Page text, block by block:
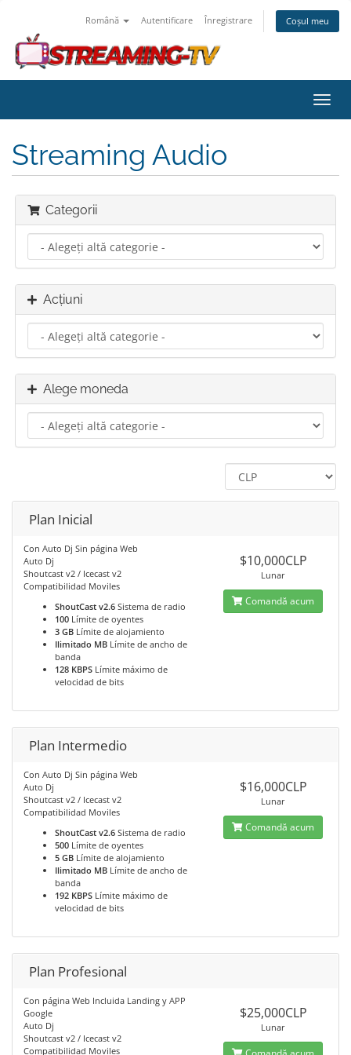
Română Autentificare Înregistrare Coșul meu
Streaming Audio
Categorii
Acțiuni
Alege moneda
Plan Inicial
Con Auto Dj Sin página Web
Auto Dj
Shoutcast v2 / Icecast v2
Compatibilidad Moviles
ShoutCast v2.6 Sistema de radio
100 Límite de oyentes
3 GB Límite de alojamiento
Ilimitado MB Límite de ancho de
banda
128 KBPS Límite máximo de
velocidad de bits
$10,000CLP
Lunar
Comandă acum
Plan Intermedio
Con Auto Dj Sin página Web
Auto Dj
Shoutcast v2 / Icecast v2
Compatibilidad Moviles
ShoutCast v2.6 Sistema de radio
500 Límite de oyentes
5 GB Límite de alojamiento
Ilimitado MB Límite de ancho de
banda
192 KBPS Límite máximo de
velocidad de bits
$16,000CLP
Lunar
Comandă acum
Plan Profesional
Con página Web Incluida Landing y APP
Google
Auto Dj
Shoutcast v2 / Icecast v2
Compatibilidad Moviles
$25,000CLP
Lunar